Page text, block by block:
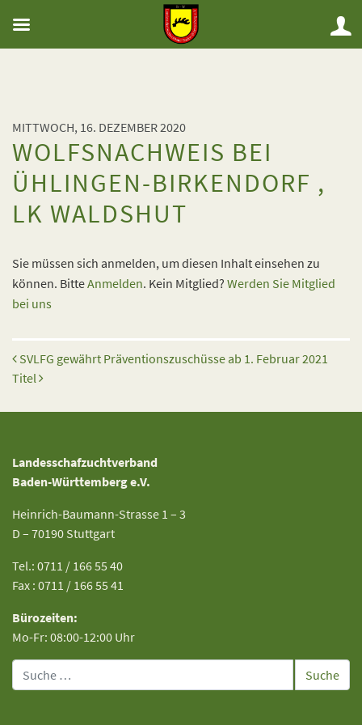
MITTWOCH, 16. DEZEMBER 2020
WOLFSNACHWEIS BEI
ÜHLINGEN-BIRKENDORF ,
LK WALDSHUT
Sie müssen sich anmelden, um diesen Inhalt einsehen zu
können. BitteAnmelden. Kein Mitglied? Werden Sie Mitglied
bei uns
Beitrags-Navigation
SVLFG gewährt Präventionszuschüsse ab 1. Februar 2021
Titel
Landesschafzuchtverband
Baden-Württemberg e.V.
Heinrich-Baumann-Strasse 1 – 3
D – 70190 Stuttgart
Tel.: 0711 / 166 55 40
Fax : 0711 / 166 55 41
Bürozeiten:
Mo-Fr: 08:00-12:00 Uhr
Suche